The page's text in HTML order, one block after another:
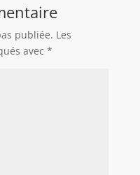
publiée. Les
avec *